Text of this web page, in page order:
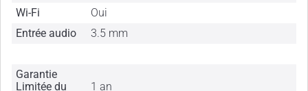
Wi-Fi
Oui
Entrée audio
3.5 mm
Garantie
Limitée du
1 an